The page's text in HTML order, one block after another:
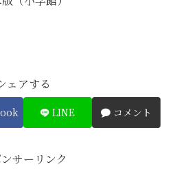
ェアする
LINE コメント
サーリンク